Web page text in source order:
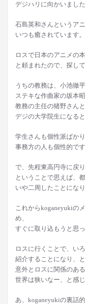
デジハリに向かいました
石島英和さんというア
いつも癒されています。
ロスで日本のアニメの
と頼まれたので、探して
うちの教務は、小池徹
ステキな作曲家の坂本昭
教務の主任の猪野さん
デジの大学院生になる
学生さんも個性派ばかり
事務方の人も個性的です
で、先程東高円寺に戻り
ということで思えば、
いや二周したことになり
これからkoganeyukiの
め、
すぐに取り込もうと思
ロスに行くことで、い
紹介することになり、
意外とロスに関係のあ
世界は狭いなー、と感じ
あ、koganeyukiの裏話